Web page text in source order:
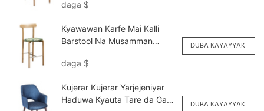
daga $
Kyawawan Ƙarfe Mai Kalli
Barstool Na Musamman
daga $
DUBA KAYAYYAKI
Kujerar Kujerar Yarjejeniyar
Haɗuwa Kyauta Tare da Gap
DUBA KAYAYYAKI